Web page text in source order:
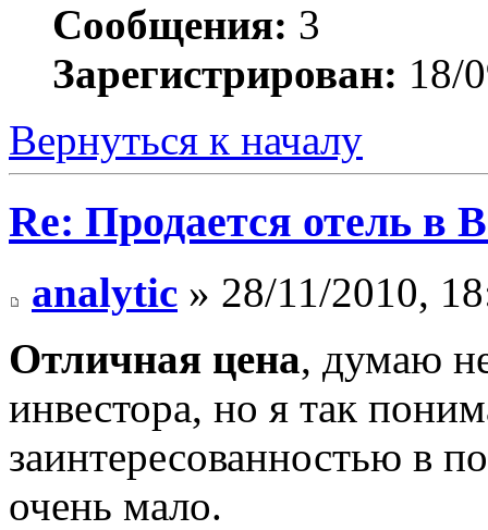
Сообщения: 3
Зарегистрирован: 18/
Вернуться к началу
Re: Продается отель в
analytic » 28/11/2010,
Отличная цена, думаю
инвестора, но я так
заинтересованностью в
очень мало.